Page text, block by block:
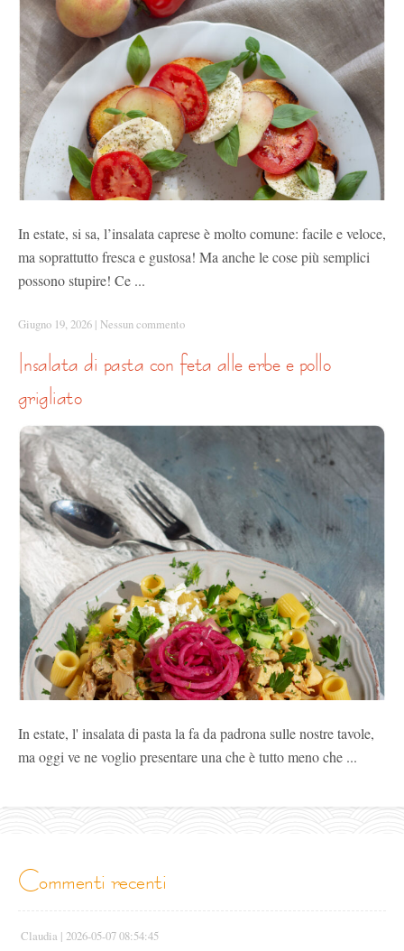
In estate, si sa, l’insalata caprese è molto comune: facile e veloce,
ma soprattutto fresca e gustosa! Ma anche le cose più semplici
possono stupire! Ce ...
Giugno 19, 2026 | Nessun commento
insalata di pasta con feta alle erbe e pollo
grigliato
In estate, l' insalata di pasta la fa da padrona sulle nostre tavole,
ma oggi ve ne voglio presentare una che è tutto meno che ...
commenti recenti
Claudia | 2026-05-07 08:54:45